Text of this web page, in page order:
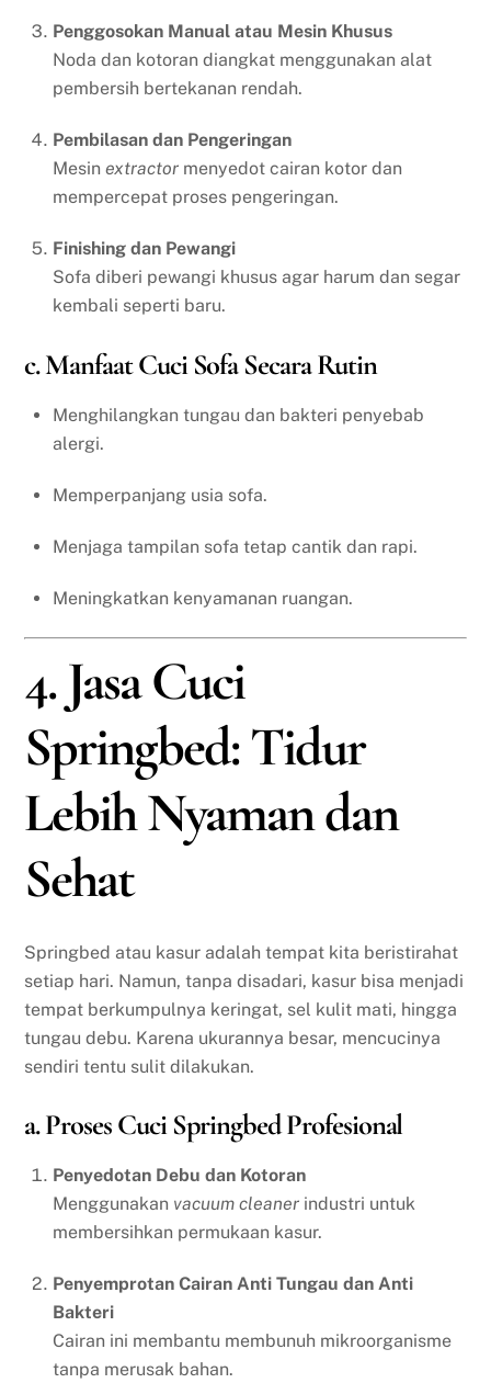
Penggosokan Manual atau Mesin Khusus
Noda dan kotoran diangkat menggunakan alat
pembersih bertekanan rendah.
Pembilasan dan Pengeringan
Mesin extractor menyedot cairan kotor dan
mempercepat proses pengeringan.
Finishing dan Pewangi
Sofa diberi pewangi khusus agar harum dan segar
kembali seperti baru.
c. Manfaat Cuci Sofa Secara Rutin
Menghilangkan tungau dan bakteri penyebab
alergi.
Memperpanjang usia sofa.
Menjaga tampilan sofa tetap cantik dan rapi.
Meningkatkan kenyamanan ruangan.
4. Jasa Cuci
Springbed: Tidur
Lebih Nyaman dan
Sehat
Springbed atau kasur adalah tempat kita beristirahat
setiap hari. Namun, tanpa disadari, kasur bisa menjadi
tempat berkumpulnya keringat, sel kulit mati, hingga
tungau debu. Karena ukurannya besar, mencucinya
sendiri tentu sulit dilakukan.
a. Proses Cuci Springbed Profesional
Penyedotan Debu dan Kotoran
Menggunakan vacuum cleaner industri untuk
membersihkan permukaan kasur.
Penyemprotan Cairan Anti Tungau dan Anti
Bakteri
Cairan ini membantu membunuh mikroorganisme
tanpa merusak bahan.